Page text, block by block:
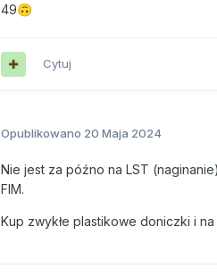
49🙃
Cytuj
Opublikowano 20 Maja 2024
Nie jest za późno na LST
FIM.
Kup zwykłe plastikowe doniczki i